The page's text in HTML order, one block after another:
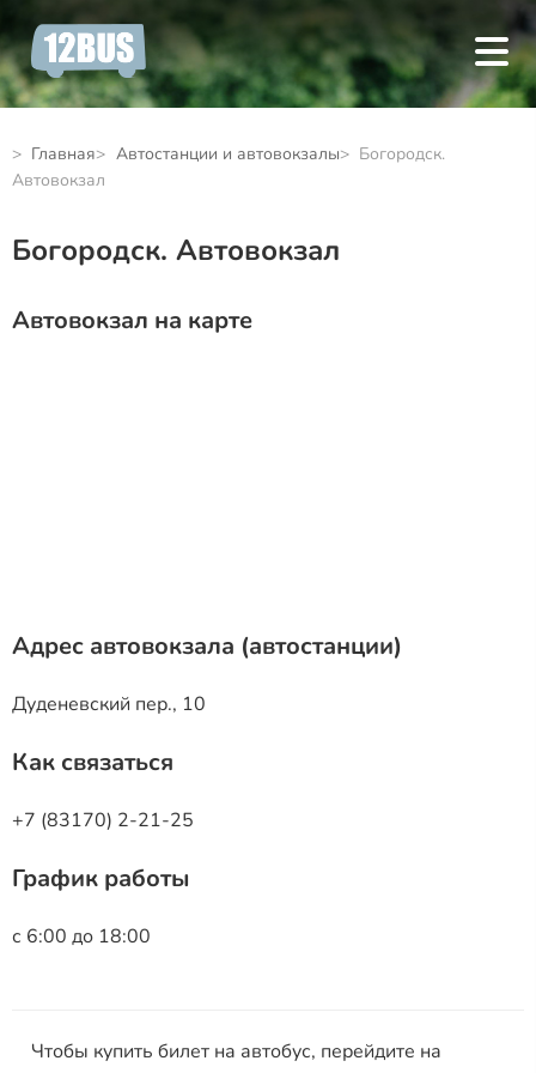
Главная Автостанции и автовокзалы
Богородск.
Автовокзал
Богородск. Автовокзал
Автовокзал на карте
Адрес автовокзала (автостанции)
Дуденевский пер., 10
Как связаться
+7 (83170) 2-21-25
График работы
с 6:00 до 18:00
Чтобы купить билет на автобус, перейдите на